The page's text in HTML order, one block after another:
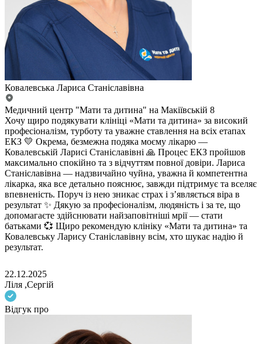
Ковалевська Лариса Станіславівна
Медичний центр "Мати та дитина" на Макіївській 8
Хочу щиро подякувати клініці «Мати та дитина» за високий
професіоналізм, турботу та уважне ставлення на всіх етапах
ЕКЗ 💛 Окрема, безмежна подяка моєму лікарю —
Ковалевській Ларисі Станіславівні 🙏 Процес ЕКЗ пройшов
максимально спокійно та з відчуттям повної довіри. Лариса
Станіславівна — надзвичайно чуйна, уважна й компетентна
лікарка, яка все детально пояснює, завжди підтримує та вселяє
впевненість. Поруч із нею зникає страх і з’являється віра в
результат ✨ Дякую за професіоналізм, людяність і за те, що
допомагаєте здійснювати найзаповітніші мрії — стати
батьками 💞 Щиро рекомендую клініку «Мати та дитина» та
Ковалевську Ларису Станіславівну всім, хто шукає надію й
результат.
22.12.2025
Ліля ,Сергій
Відгук про